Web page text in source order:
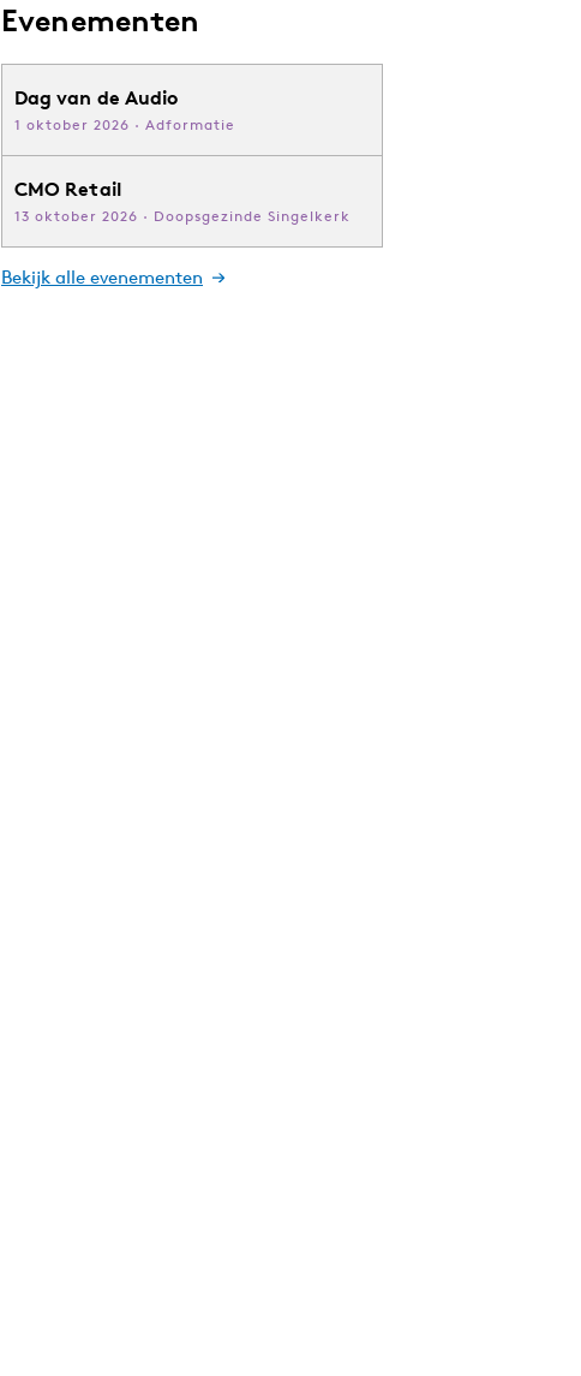
Evenementen
Dag van de Audio
1 oktober 2026 · Adformatie
CMO Retail
13 oktober 2026 · Doopsgezinde Singelkerk
Bekijk alle evenementen